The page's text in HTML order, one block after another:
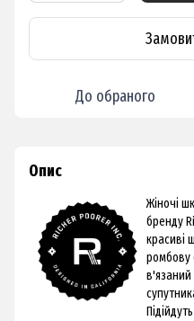
До обраного
Опис
Жіночі
бренду
красиві
ромбову
в'язаний